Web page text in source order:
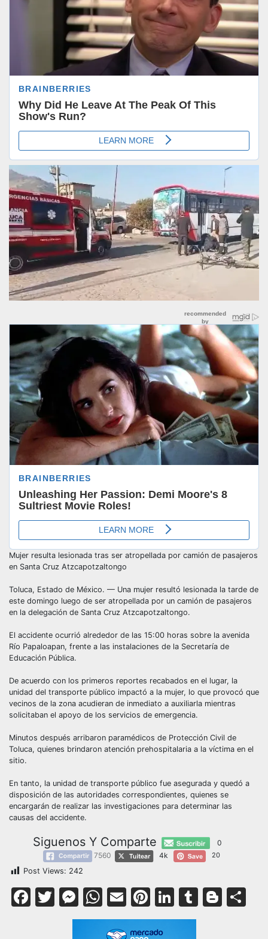
Mujer resulta lesionada tras ser atropellada por camión de pasajeros
en Santa Cruz Atzcapotzaltongo
Toluca, Estado de México. — Una mujer resultó lesionada la tarde de
este domingo luego de ser atropellada por un camión de pasajeros
en la delegación de Santa Cruz Atzcapotzaltongo.
El accidente ocurrió alrededor de las 15:00 horas sobre la avenida
Río Papaloapan, frente a las instalaciones de la Secretaría de
Educación Pública.
De acuerdo con los primeros reportes recabados en el lugar, la
unidad del transporte público impactó a la mujer, lo que provocó que
vecinos de la zona acudieran de inmediato a auxiliarla mientras
solicitaban el apoyo de los servicios de emergencia.
Minutos después arribaron paramédicos de Protección Civil de
Toluca, quienes brindaron atención prehospitalaria a la víctima en el
sitio.
En tanto, la unidad de transporte público fue asegurada y quedó a
disposición de las autoridades correspondientes, quienes se
encargarán de realizar las investigaciones para determinar las
causas del accidente.
Siguenos Y Comparte
0
7560
4k 20
Post Views: 242
Facebook
Twitter
Messenger
WhatsApp
EmailPinterest
LinkedIn
Tumblr